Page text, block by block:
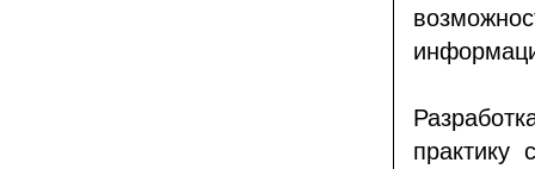
практику